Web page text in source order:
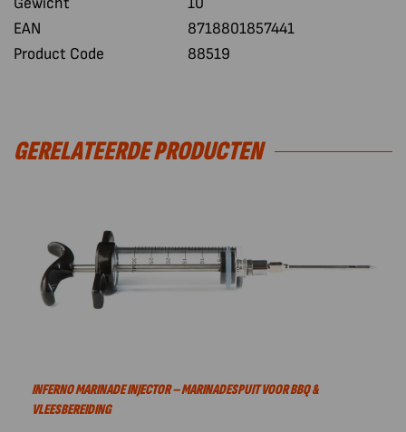
EAN
8718801857441
Product Code
88519
GERELATEERDE PRODUCTEN
INFERNO MARINADE INJECTOR – MARINADESPUIT VOOR BBQ &
VLEESBEREIDING